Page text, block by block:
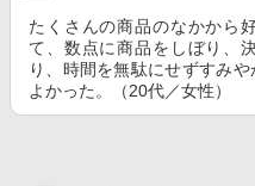
たくさんの商品のなかから
て、数点に商品をしぼり、
り、時間を無駄にせずすみ
よかった。（20代／女性）